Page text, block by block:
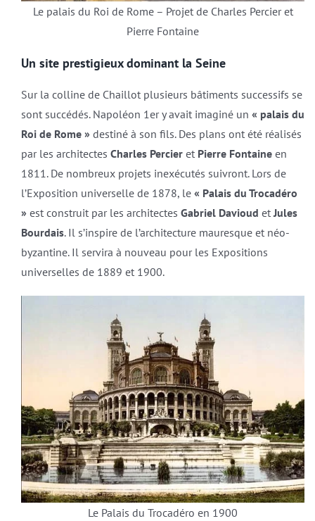
Le palais du Roi de Rome – Projet de Charles Percier et
Pierre Fontaine
Un site prestigieux dominant la Seine
Sur la colline de Chaillot plusieurs bâtiments successifs se
sont succédés. Napoléon 1er y avait imaginé un « palais du
Roi de Rome »destiné à son fils. Des plans ont été réalisés
par les architectes Charles Percieret Pierre Fontaineen
1811. De nombreux projets inexécutés suivront. Lors de
l’Exposition universelle de 1878, le « Palais du Trocadéro
»est construit par les architectes Gabriel Davioud et Jules
Bourdais. Il s’inspire de l’architecture mauresque et néo-
byzantine. Il servira à nouveau pour les Expositions
universelles de 1889 et 1900.
Le Palais du Trocadéro en 1900